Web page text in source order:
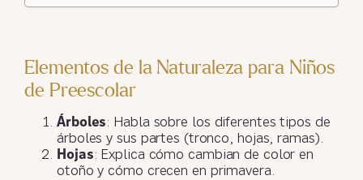
Elementos de la Naturaleza para Niños
de Preescolar
Árboles: Habla sobre los diferentes tipos de
árboles y sus partes (tronco, hojas, ramas).
Hojas: Explica cómo cambian de color en
otoño y cómo crecen en primavera.